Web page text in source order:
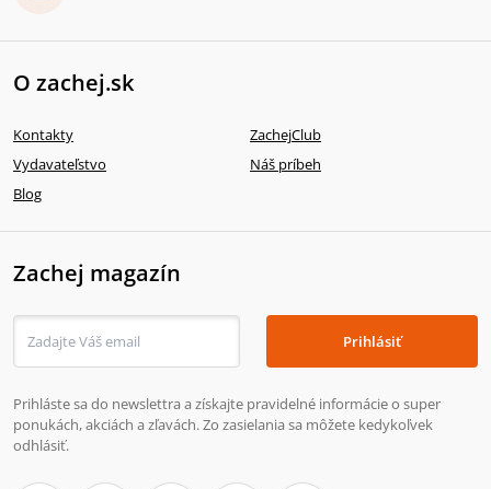
O zachej.sk
Kontakty
ZachejClub
Vydavateľstvo
Náš príbeh
Blog
Zachej magazín
Prihlásiť
Prihláste sa do newslettra a získajte pravidelné informácie o super
ponukách, akciách a zľavách. Zo zasielania sa môžete kedykoľvek
odhlásiť.